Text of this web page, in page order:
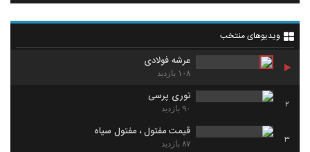
ویدیوهای منتخب
عرشه فولادی
۱۰۸ بازدید
2
توری پرسی
۹۰ بازدید
3
قیمت مفتول ، مفتول سیاه
۸۷ بازدید